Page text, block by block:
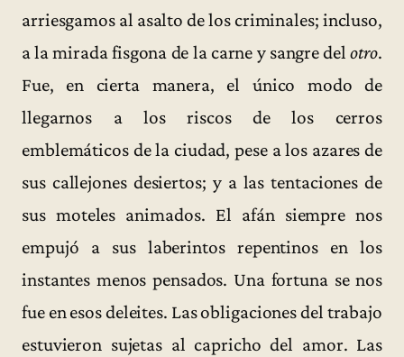
arriesgamos al asalto de los criminales; incluso,
a la mirada fisgona de la carne y sangre delotro.
Fue, en cierta manera, el único modo de
llegarnos a los riscos de los cerros
emblemáticos de la ciudad, pese a los azares de
sus callejones desiertos; y a las tentaciones de
sus moteles animados. El afán siempre nos
empujó a sus laberintos repentinos en los
instantes menos pensados. Una fortuna se nos
fue en esos deleites. Las obligaciones del trabajo
estuvieron sujetas al capricho del amor. Las